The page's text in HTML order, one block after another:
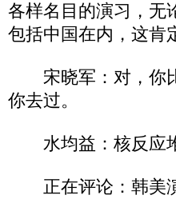
各样名目的演习，无
包括中国在内，这肯
宋晓军：对，你比
你去过。
水均益：核反应堆
正在评论：韩美